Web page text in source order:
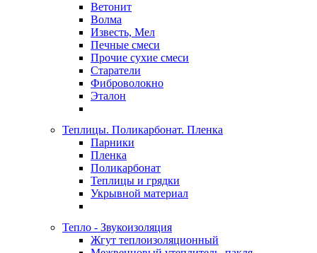
Ветонит
Волма
Известь, Мел
Печные смеси
Прочие сухие смеси
Старатели
Фиброволокно
Эталон
Теплицы. Поликарбонат. Пленка
Парники
Пленка
Поликарбонат
Теплицы и грядки
Укрывной материал
Тепло - Звукоизоляция
Жгут теплоизоляционный